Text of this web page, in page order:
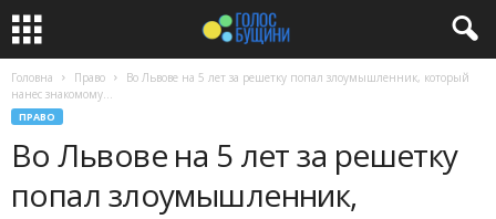
Головна Право
Во Львове на 5 лет за решетку попал злоумышленник, который
нанес знакомому...
ПРАВО
Во Львове на 5 лет за решетку
попал злоумышленник,